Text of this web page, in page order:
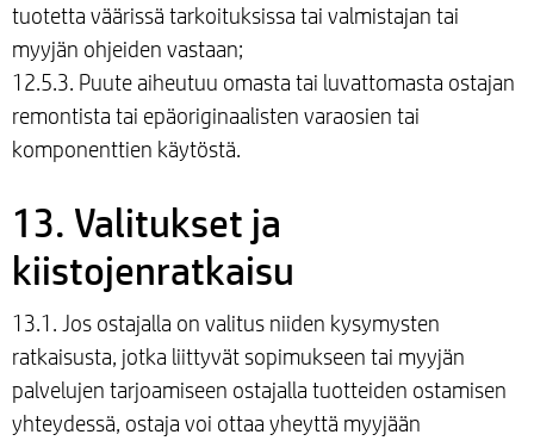
tuotetta väärissä tarkoituksissa tai valmistajan tai
myyjän ohjeiden vastaan;
12.5.3. Puute aiheutuu omasta tai luvattomasta ostajan
remontista tai epäoriginaalisten varaosien tai
komponenttien käytöstä.
13. Valitukset ja
kiistojenratkaisu
13.1. Jos ostajalla on valitus niiden kysymysten
ratkaisusta, jotka liittyvät sopimukseen tai myyjän
palvelujen tarjoamiseen ostajalla tuotteiden ostamisen
yhteydessä, ostaja voi ottaa yheyttä myyjään